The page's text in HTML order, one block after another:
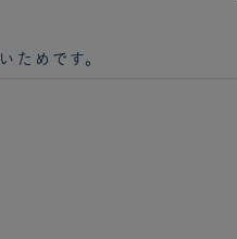
ためです。